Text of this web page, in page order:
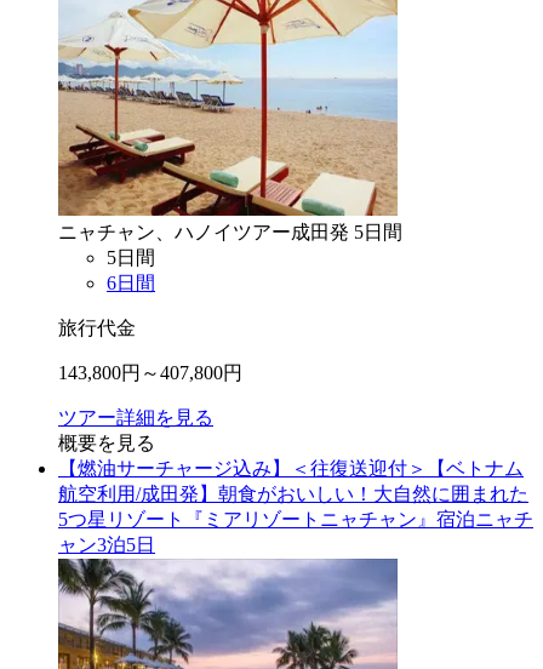
ニャチャン、ハノイ ツアー成田発 5日間
5日間
6日間
旅行代金
143,800円～407,800円
ツアー詳細を見る
概要を見る
【燃油サーチャージ込み】＜往復送迎付＞【ベトナム
航空利用/成田発】朝食がおいしい！大自然に囲まれた
5つ星リゾート『ミアリゾートニャチャン』宿泊ニャチ
ャン3泊5日